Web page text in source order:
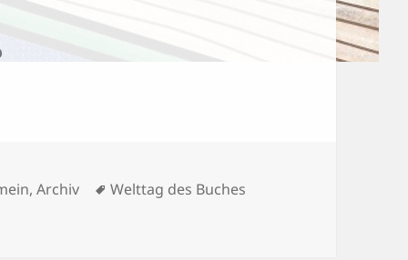
,Archiv Schlagwörter
Welttag des Buches